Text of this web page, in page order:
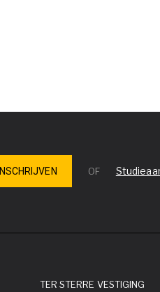
OF
INSCHRIJVEN
TER STERRE VESTIGING